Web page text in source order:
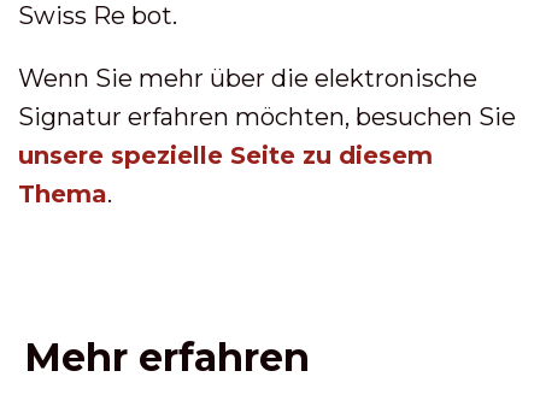
Swiss Re bot.
Wenn Sie mehr über die elektronische
Signatur erfahren möchten, besuchen Sie
unsere spezielle Seite zu diesem
Thema.
Mehr erfahren